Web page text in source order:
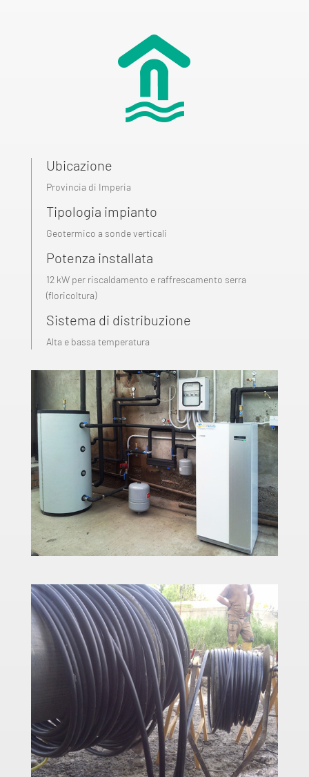
Ubicazione
Provincia di Imperia
Tipologia impianto
Geotermico a sonde verticali
Potenza installata
12 kW per riscaldamento e raffrescamento serra
(floricoltura)
Sistema di distribuzione
Alta e bassa temperatura